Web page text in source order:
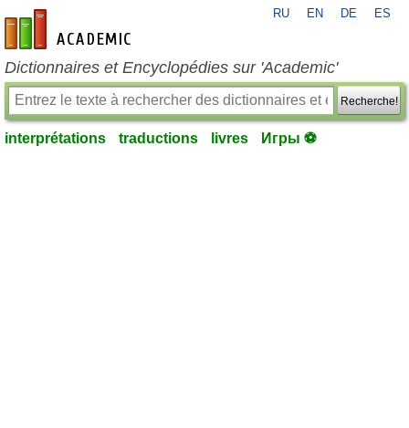
fr-academic.com
RU EN DE ES
Dictionnaires et Encyclopédies sur 'Academic'
Recherche!
interprétations traductions livres Игры ⚽